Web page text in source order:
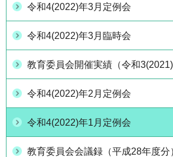
令和4(2022)年3月定例会
令和4(2022)年3月臨時会
教育委員会開催実績（令和3(2021)
令和4(2022)年2月定例会
令和4(2022)年1月定例会
教育委員会会議録（平成28年度分